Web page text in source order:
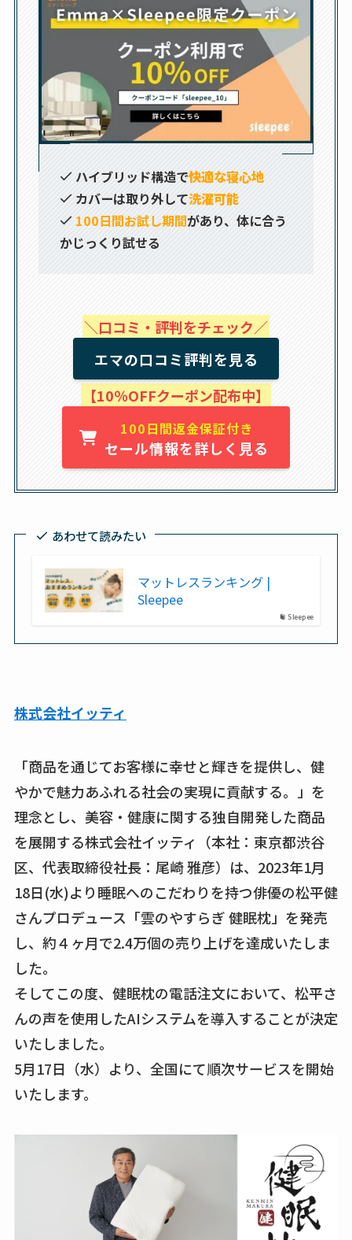
ハイブリッド構造で快適な寝心地
カバーは取り外して洗濯可能
100日間お試し期間があり、体に合う
かじっくり試せる
＼口コミ・評判をチェック／
エマの口コミ評判を見る
【10％OFFクーポン配布中】
100日間返金保証付き
セール情報を詳しく見る
あわせて読みたい
Sleepee
マットレスランキング |
Sleepee
株式会社イッティ
「商品を通じてお客様に幸せと輝きを提供し、健
やかで魅力あふれる社会の実現に貢献する。」を
理念とし、美容・健康に関する独自開発した商品
を展開する株式会社イッティ（本社：東京都渋谷
区、代表取締役社長：尾崎 雅彦）は、2023年1月
18日(水)より睡眠へのこだわりを持つ俳優の松平健
さんプロデュース「雲のやすらぎ 健眠枕」を発売
し、約４ヶ月で2.4万個の売り上げを達成いたしま
した。
そしてこの度、健眠枕の電話注文において、松平さ
んの声を使用したAIシステムを導入することが決定
いたしました。
5月17日（水）より、全国にて順次サービスを開始
いたします。